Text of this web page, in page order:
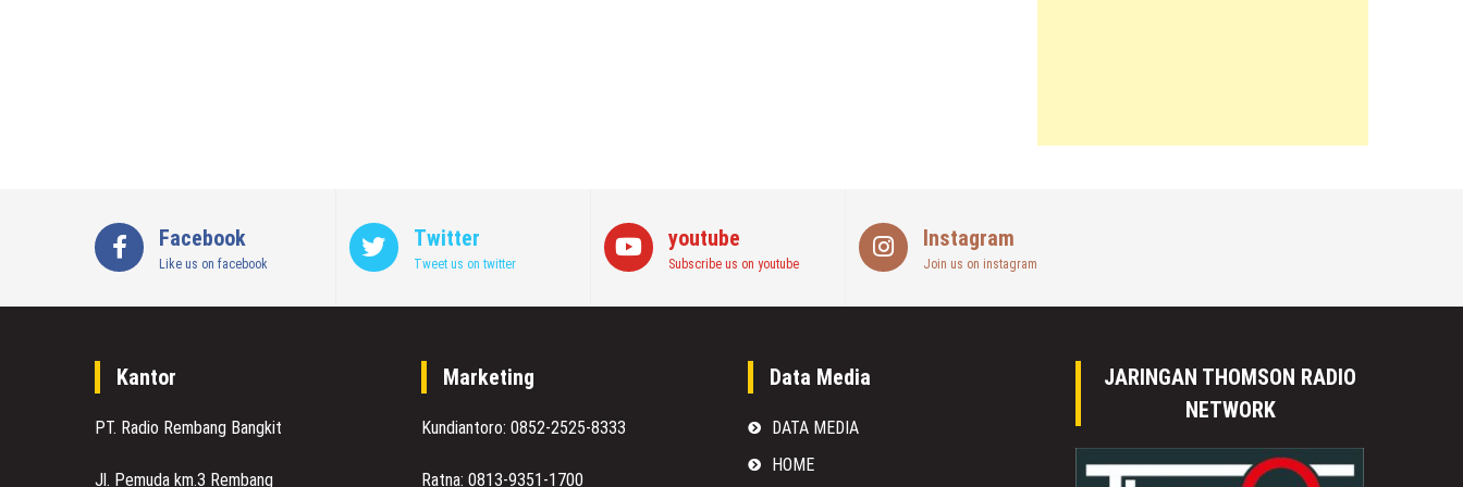
Facebook
Like us on facebook
Twitter
Tweet us on twitter
youtube
Subscribe us on youtube
Instagram
Join us on instagram
Kantor
PT. Radio Rembang Bangkit
Jl. Pemuda km.3 Rembang
Marketing
Kundiantoro: 0852-2525-8333
Ratna: 0813-9351-1700
Data Media
DATA MEDIA
HOME
JARINGAN THOMSON RADIO
NETWORK